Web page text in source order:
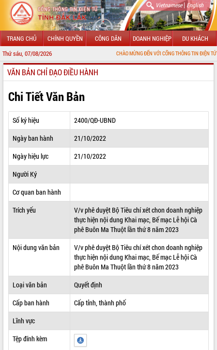
Vietnamese| English
TRANG CHỦ CHÍNH QUYỀN CÔNG DÂN DOANH NGHIỆP DU KHÁCH
Thứ sáu, 07/08/2026 CHÀO MỪNG ĐẾN VỚI CỔNG THÔNG TIN ĐIỆN TỬ TỈNH ĐẮK
GIỚI THIỆU
LÃNH ĐẠO UBND TỈNH
TIN TỨC SỰ KIỆN
SỞ, BAN, NGÀNH
THÔNG TIN CHỈ ĐẠO ĐIỀU HÀNH
HỆ THỐNG VĂN BẢN
VĂN BẢN HĐND TỈNH
QUY HOẠCH - KẾ HOẠCH
VĂN BẢN CHỈ ĐẠO ĐIỀU HÀNH
Chi Tiết Văn Bản
Số ký hiệu
2400/QĐ-UBND
Ngày ban hành
21/10/2022
Ngày hiệu lực
21/10/2022
Người Ký
Cơ quan ban hành
Trích yếu
V/v phê duyệt Bộ Tiêu chí xét chon doanh nghiệp
thực hiện nội dung Khai mạc, Bế mạc Lễ hội Cà
phê Buôn Ma Thuột lần thứ 8 năm 2023
Nội dung văn bản
V/v phê duyệt Bộ Tiêu chí xét chon doanh nghiệp
thực hiện nội dung Khai mạc, Bế mạc Lễ hội Cà
phê Buôn Ma Thuột lần thứ 8 năm 2023
Loại văn bản
Quyết định
Cấp ban hành
Cấp tỉnh, thành phố
Lĩnh vực
Tệp đính kèm